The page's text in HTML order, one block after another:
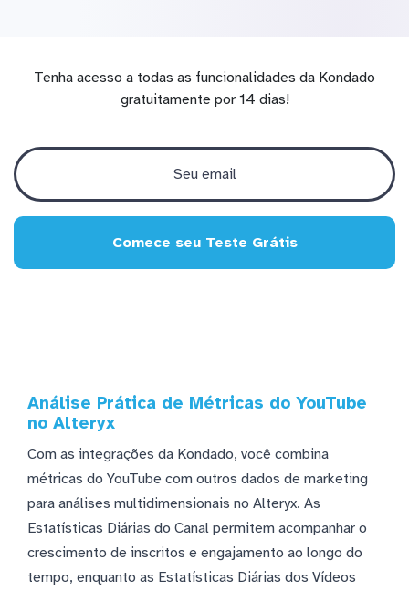
Tenha acesso a todas as funcionalidades da Kondado
gratuitamente por 14 dias!
Comece seu Teste Grátis
Análise Prática de Métricas do YouTube
no Alteryx
Com as integrações da Kondado, você combina
métricas do YouTube com outros dados de marketing
para análises multidimensionais no Alteryx. As
Estatísticas Diárias do Canal permitem acompanhar o
crescimento de inscritos e engajamento ao longo do
tempo, enquanto as Estatísticas Diárias dos Vídeos